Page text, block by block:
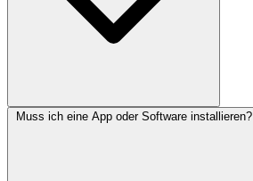
Muss ich eine App oder Software installieren?